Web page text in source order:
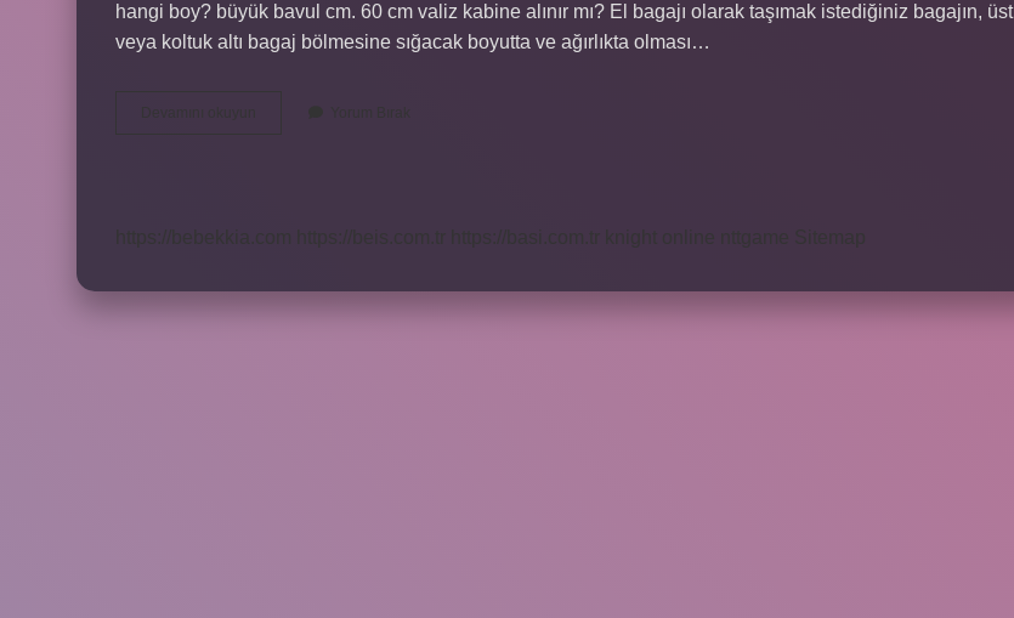
hangi boy? büyük bavul cm. 60 cm valiz kabine alınır mı? El bagajı olarak taşımak istediğiniz bagajın, üst
veya koltuk altı bagaj bölmesine sığacak boyutta ve ağırlıkta olması…